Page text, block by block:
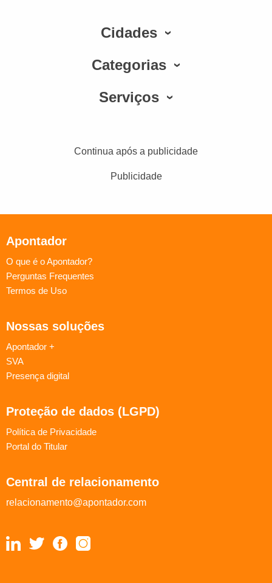
Cidades
Categorias
Serviços
Continua após a publicidade
Publicidade
Apontador
O que é o Apontador?
Perguntas Frequentes
Termos de Uso
Nossas soluções
Apontador +
SVA
Presença digital
Proteção de dados (LGPD)
Política de Privacidade
Portal do Titular
Central de relacionamento
relacionamento@apontador.com